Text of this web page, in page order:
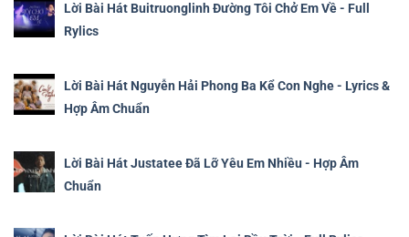
Lời Bài Hát Buitruonglinh Đường Tôi Chở Em Về - Full
Rylics
Lời Bài Hát Nguyễn Hải Phong Ba Kể Con Nghe - Lyrics &
Hợp Âm Chuẩn
Lời Bài Hát Justatee Đã Lỡ Yêu Em Nhiều - Hợp Âm
Chuẩn